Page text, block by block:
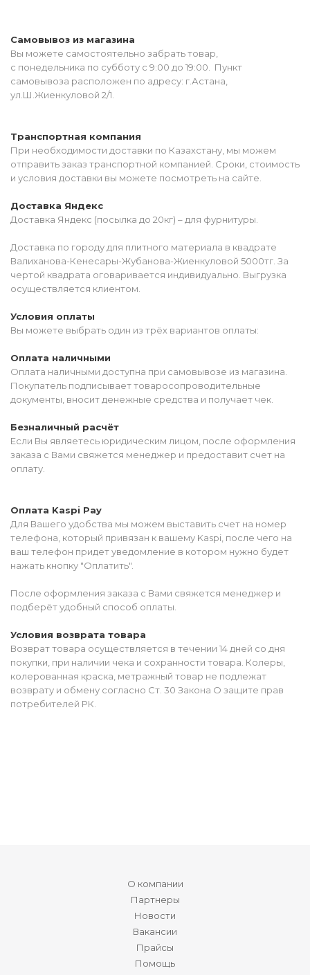
Самовывоз из магазина
Вы можете самостоятельно забрать товар,
с понедельника по субботу с 9:00 до 19:00. Пункт
самовывоза расположен по адресу: г.Астана,
ул.Ш.Жиенкуловой 2/1.
Транспортная компания
При необходимости доставки по Казахстану, мы можем
отправить заказ транспортной компанией. Сроки, стоимость
и условия доставки вы можете посмотреть на сайте.
Доставка Яндекс
Доставка Яндекс (посылка до 20кг) – для фурнитуры.
Доставка по городу для плитного материала в квадрате
Валиханова-Кенесары-Жубанова-Жиенкуловой 5000тг. За
чертой квадрата оговаривается индивидуально. Выгрузка
осуществляется клиентом.
Условия оплаты
Вы можете выбрать один из трёх вариантов оплаты:
Оплата наличными
Оплата наличными доступна при самовывозе из магазина.
Покупатель подписывает товаросопроводительные
документы, вносит денежные средства и получает чек.
Безналичный расчёт
Если Вы являетесь юридическим лицом, после оформления
заказа с Вами свяжется менеджер и предоставит счет на
оплату.
Оплата Kaspi Pay
Для Вашего удобства мы можем выставить счет на номер
телефона, который привязан к вашему Kaspi, после чего на
ваш телефон придет уведомление в котором нужно будет
нажать кнопку "Оплатить".
После оформления заказа с Вами свяжется менеджер и
подберёт удобный способ оплаты.
Условия возврата товара
Возврат товара осуществляется в течении 14 дней со дня
покупки, при наличии чека и сохранности товара. Колеры,
колерованная краска, метражный товар не подлежат
возврату и обмену согласно Ст. 30 Закона О защите прав
потребителей РК.
О компании
Партнеры
Новости
Вакансии
Прайсы
Помощь